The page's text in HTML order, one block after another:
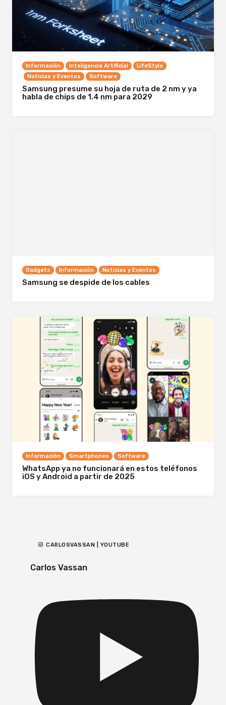
Información Inteligencia Artificial
LifeStyle
Noticias y Eventos
Software
Samsung presume su hoja de ruta de 2 nm y ya
habla de chips de 1.4 nm para 2029
Gadgets Información Noticias y Eventos
Samsung se despide de los cables
Información Smartphones Software
WhatsApp ya no funcionará en estos teléfonos
iOS y Android a partir de 2025
CARLOSVASSAN | YOUTUBE
Carlos Vassan